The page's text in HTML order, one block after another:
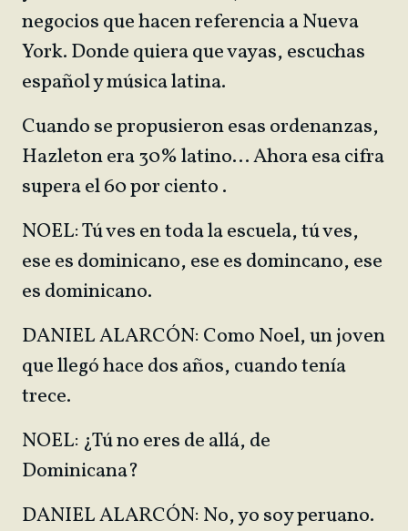
negocios que hacen referencia a Nueva
York. Donde quiera que vayas, escuchas
español y música latina.
Cuando se propusieron esas ordenanzas,
Hazleton era 30% latino… Ahora esa cifra
supera el 60 por ciento .
NOEL: Tú ves en toda la escuela, tú ves,
ese es dominicano, ese es domincano, ese
es dominicano.
DANIEL ALARCÓN: Como Noel, un joven
que llegó hace dos años, cuando tenía
trece.
NOEL: ¿Tú no eres de allá, de
Dominicana?
DANIEL ALARCÓN: No, yo soy peruano.